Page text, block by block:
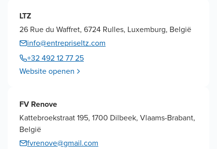
LTZ
26 Rue du Waffret, 6724 Rulles, Luxemburg, België
info@entrepriseltz.com
+32 492 12 77 25
Website openen
FV Renove
Kattebroekstraat 195, 1700 Dilbeek, Vlaams-Brabant,
België
fvrenove@gmail.com